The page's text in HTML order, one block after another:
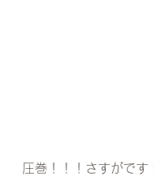
圧巻！！！さすがです